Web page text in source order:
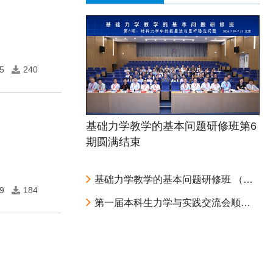
240
184
基础力学教学的基本问题研修班第6
期圆满结束
基础力学教学的基本问题研修班 （第6期：材料力学中的能量法与压杆稳定问题） 第二轮通知
第一届本科生力学与实践交流会顺利召开